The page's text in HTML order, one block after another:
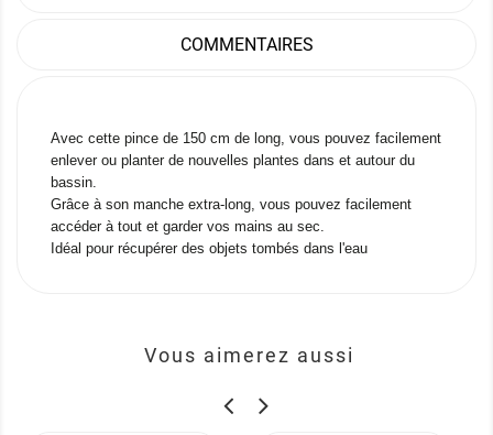
COMMENTAIRES
Avec cette pince de 150 cm de long, vous pouvez facilement
enlever ou planter de nouvelles plantes dans et autour du
bassin.
Grâce à son manche extra-long, vous pouvez facilement
accéder à tout et garder vos mains au sec.
Idéal pour récupérer des objets tombés dans l'eau
Vous aimerez aussi